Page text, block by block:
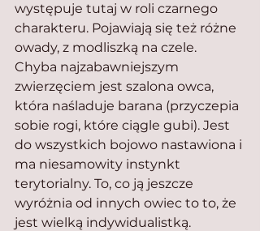
występuje tutaj w roli czarnego
charakteru. Pojawiają się też różne
owady, z modliszką na czele.
Chyba najzabawniejszym
zwierzęciem jest szalona owca,
która naśladuje barana (przyczepia
sobie rogi, które ciągle gubi). Jest
do wszystkich bojowo nastawiona i
ma niesamowity instynkt
terytorialny. To, co ją jeszcze
wyróżnia od innych owiec to to, że
jest wielką indywidualistką.